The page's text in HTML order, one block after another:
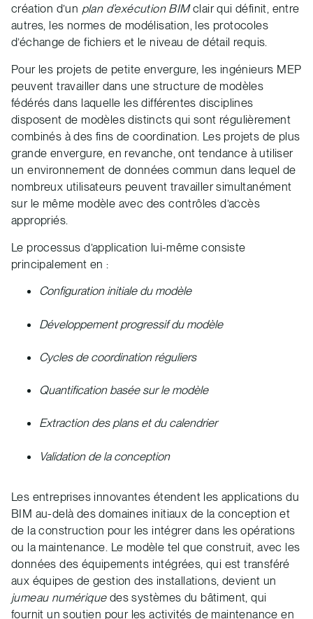
création d’un plan d’exécution BIMclair qui définit, entre
autres, les normes de modélisation, les protocoles
d’échange de fichiers et le niveau de détail requis.
Pour les projets de petite envergure, les ingénieurs MEP
peuvent travailler dans une structure de modèles
fédérés dans laquelle les différentes disciplines
disposent de modèles distincts qui sont régulièrement
combinés à des fins de coordination. Les projets de plus
grande envergure, en revanche, ont tendance à utiliser
un environnement de données commun dans lequel de
nombreux utilisateurs peuvent travailler simultanément
sur le même modèle avec des contrôles d’accès
appropriés.
Le processus d’application lui-même consiste
principalement en :
Configuration initiale du modèle
Développement progressif du modèle
Cycles de coordination réguliers
Quantification basée sur le modèle
Extraction des plans et du calendrier
Validation de la conception
Les entreprises innovantes étendent les applications du
BIM au-delà des domaines initiaux de la conception et
de la construction pour les intégrer dans les opérations
ou la maintenance. Le modèle tel que construit, avec les
données des équipements intégrées, qui est transféré
aux équipes de gestion des installations, devient un
jumeau numériquedes systèmes du bâtiment, qui
fournit un soutien pour les activités de maintenance en